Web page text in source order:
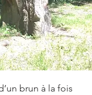
brun à la fois